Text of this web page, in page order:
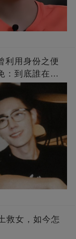
利用身份之便
：到底誰在給
救女，如今怎